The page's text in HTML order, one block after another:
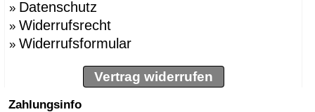
» Datenschutz
» Widerrufsrecht
» Widerrufsformular
Vertrag widerrufen
Zahlungsinfo